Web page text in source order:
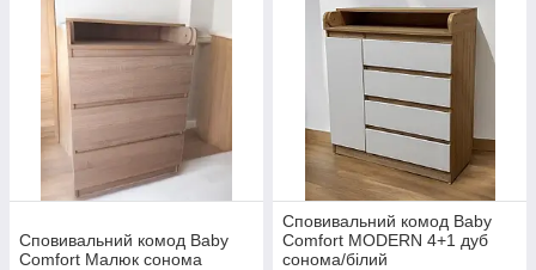
Сповивальний комод Baby
Comfort Малюк сонома
Сповивальний комод Baby
Comfort MODERN 4+1 дуб
сонома/білий